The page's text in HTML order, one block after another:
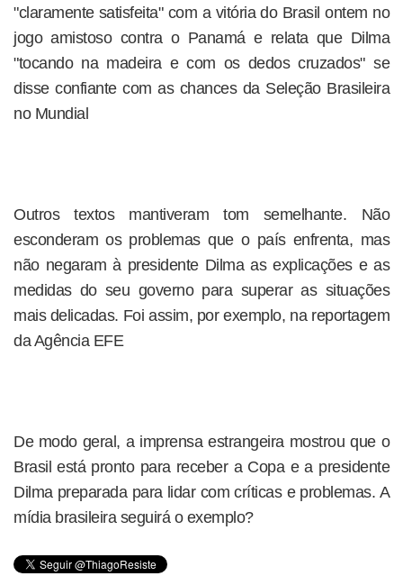
"claramente satisfeita" com a vitória do Brasil ontem no
jogo amistoso contra o Panamá e relata que Dilma
"tocando na madeira e com os dedos cruzados" se
disse confiante com as chances da Seleção Brasileira
no Mundial
Outros textos mantiveram tom semelhante. Não
esconderam os problemas que o país enfrenta, mas
não negaram à presidente Dilma as explicações e as
medidas do seu governo para superar as situações
mais delicadas. Foi assim, por exemplo, na reportagem
da Agência EFE
De modo geral, a imprensa estrangeira mostrou que o
Brasil está pronto para receber a Copa e a presidente
Dilma preparada para lidar com críticas e problemas. A
mídia brasileira seguirá o exemplo?